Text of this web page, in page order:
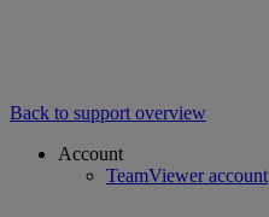
Back to support overview
Account
TeamViewer account